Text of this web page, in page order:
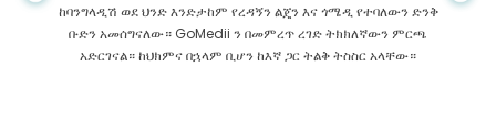
ከባንግላዲሽ ወደ ህንድ እንድታከም የረዳኝን ልጄን እና ጎሜዲ የተባለውን ድንቅ
ቡድን አመሰግናለው። GoMedii ን በመምረጥ ረገድ ትክክለኛውን ምርጫ
አድርገናል። ከህክምና በኋላም ቢሆን ከእኛ ጋር ትልቅ ትስስር አላቸው።